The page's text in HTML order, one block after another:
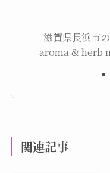
滋賀県長浜市
aroma & herb
関連記事